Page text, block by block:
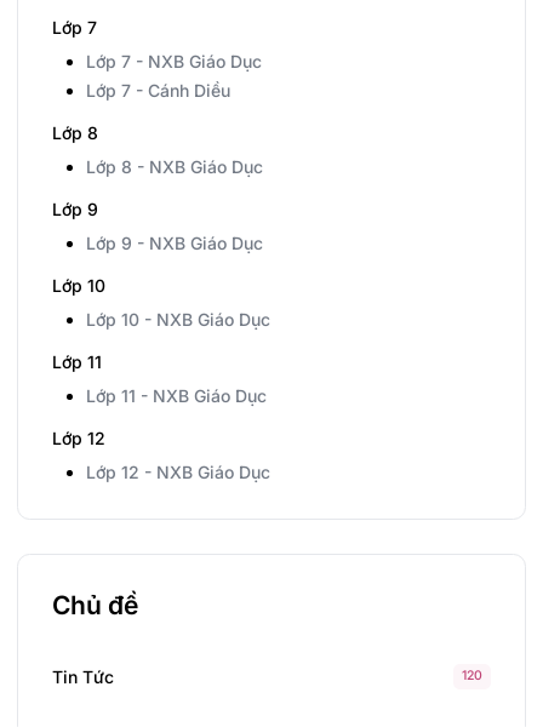
Lớp 7
Lớp 7 - NXB Giáo Dục
Lớp 7 - Cánh Diều
Lớp 8
Lớp 8 - NXB Giáo Dục
Lớp 9
Lớp 9 - NXB Giáo Dục
Lớp 10
Lớp 10 - NXB Giáo Dục
Lớp 11
Lớp 11 - NXB Giáo Dục
Lớp 12
Lớp 12 - NXB Giáo Dục
Chủ đề
Tin Tức 120